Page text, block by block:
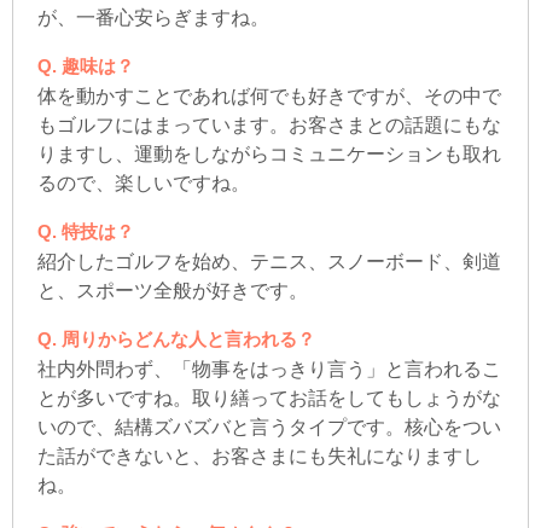
が、一番心安らぎますね。
趣味は？
体を動かすことであれば何でも好きですが、その中で
もゴルフにはまっています。お客さまとの話題にもな
りますし、運動をしながらコミュニケーションも取れ
るので、楽しいですね。
特技は？
紹介したゴルフを始め、テニス、スノーボード、剣道
と、スポーツ全般が好きです。
周りからどんな人と言われる？
社内外問わず、「物事をはっきり言う」と言われるこ
とが多いですね。取り繕ってお話をしてもしょうがな
いので、結構ズバズバと言うタイプです。核心をつい
た話ができないと、お客さまにも失礼になりますし
ね。